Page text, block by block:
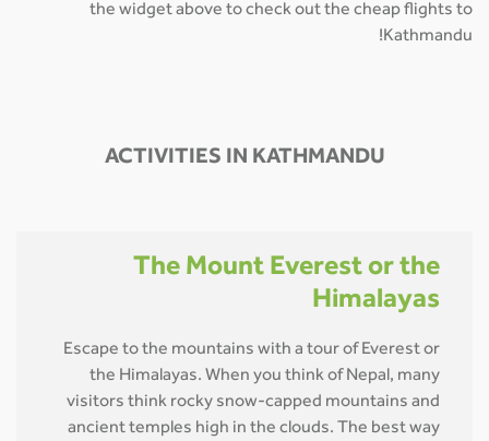
the widget above to check out the cheap flights to
Kathmandu!
ACTIVITIES IN KATHMANDU
The Mount Everest or the
Himalayas
Escape to the mountains with a tour of Everest or
the Himalayas. When you think of Nepal, many
visitors think rocky snow-capped mountains and
ancient temples high in the clouds. The best way